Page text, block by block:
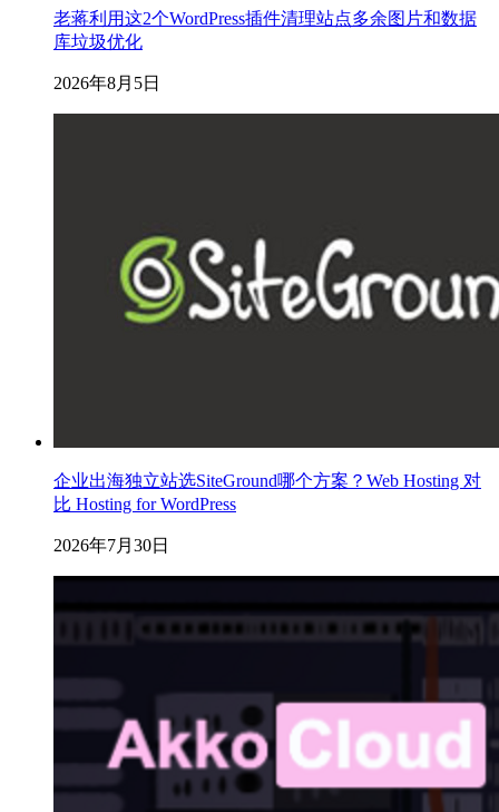
老蒋利用这2个WordPress插件清理站点多余图片和数据
库垃圾优化
2026年8月5日
企业出海独立站选SiteGround哪个方案？Web Hosting 对
比 Hosting for WordPress
2026年7月30日